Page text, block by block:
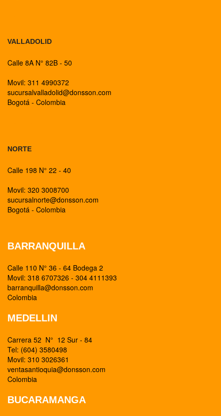
VALLADOLID
Calle 8A N° 82B - 50
Movil: 311 4990372
sucursalvalladolid@donsson.com
Bogotá - Colombia
NORTE
Calle 198 N° 22 - 40
Movil: 320 3008700
sucursalnorte@donsson.com
Bogotá - Colombia
BARRANQUILLA
Calle 110 N° 36 - 64 Bodega 2
Movil: 318 6707326 - 304 4111393
barranquilla@donsson.com
Colombia
MEDELLIN
Carrera 52 N° 12 Sur - 84
Tel: (604) 3580498
Movil: 310 3026361
ventasantioquia@donsson.com
Colombia
BUCARAMANGA